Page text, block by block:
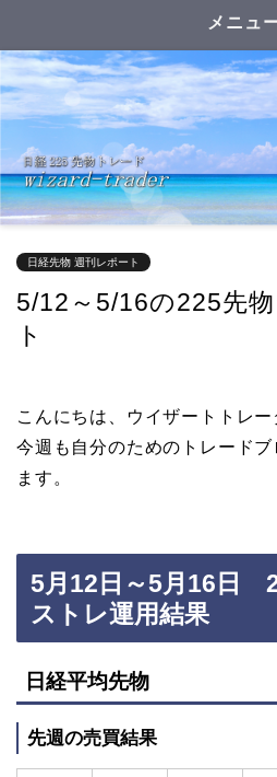
メニュ
日経先物 週刊レポート
5/12～5/16の225先
ト
こんにちは、ウイザートトレー
今週も自分のためのトレード
ます。
5月12日～5月16日
ストレ運用結果
日経平均先物
先週の売買結果